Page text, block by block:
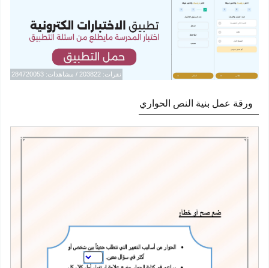
نقرات: 203822 / مشاهدات: 284720053
ورقة عمل بنية النص الحواري